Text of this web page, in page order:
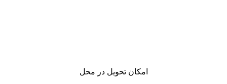
امکان تحویل در محل